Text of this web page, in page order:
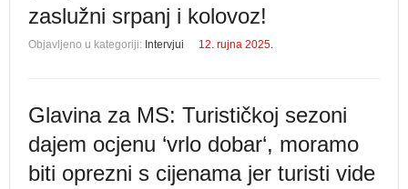
zaslužni srpanj i kolovoz!
Objavljeno u kategoriji: Intervjui 12. rujna 2025.
Glavina za MS: Turističkoj sezoni
dajem ocjenu ‘vrlo dobar‘, moramo
biti oprezni s cijenama jer turisti vide